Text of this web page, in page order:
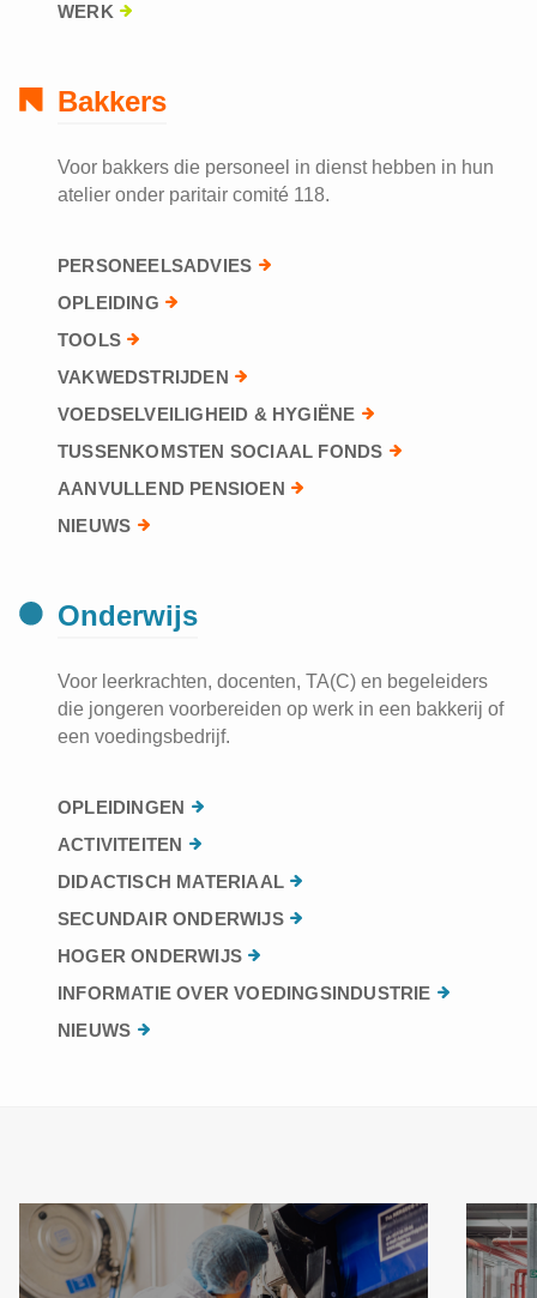
WERK
Bakkers
Voor bakkers die personeel in dienst hebben in hun
atelier onder paritair comité 118.
PERSONEELSADVIES
OPLEIDING
TOOLS
VAKWEDSTRIJDEN
VOEDSELVEILIGHEID & HYGIËNE
TUSSENKOMSTEN SOCIAAL FONDS
AANVULLEND PENSIOEN
NIEUWS
Onderwijs
Voor leerkrachten, docenten, TA(C) en begeleiders
die jongeren voorbereiden op werk in een bakkerij of
een voedingsbedrijf.
OPLEIDINGEN
ACTIVITEITEN
DIDACTISCH MATERIAAL
SECUNDAIR ONDERWIJS
HOGER ONDERWIJS
INFORMATIE OVER VOEDINGSINDUSTRIE
NIEUWS